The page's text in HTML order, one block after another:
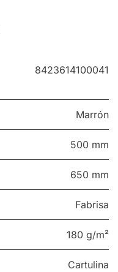
8423614100041
Marrón
500 mm
650 mm
Fabrisa
180 g/m²
Cartulina